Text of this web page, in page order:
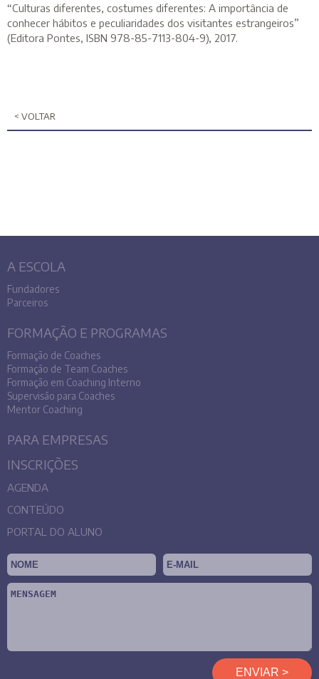
“Culturas diferentes, costumes diferentes: A importância de
conhecer hábitos e peculiaridades dos visitantes estrangeiros”
(Editora Pontes, ISBN 978-85-7113-804-9), 2017.
< VOLTAR
A ESCOLA
Fundadores
Parceiros
FORMAÇÃO E PROGRAMAS
Formação de Coaches
Formação de Team Coaches
Formação em Coaching Interno
Supervisão para Coaches
Mentor Coaching
PARA EMPRESAS
INSCRIÇÕES
AGENDA
CONTEÚDO
PORTAL DO ALUNO